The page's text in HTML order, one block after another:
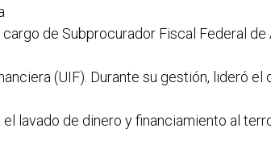
de Subprocurador Fiscal Federal
(UIF). Durante su gestión, lideró
lavado de dinero y financiamiento al